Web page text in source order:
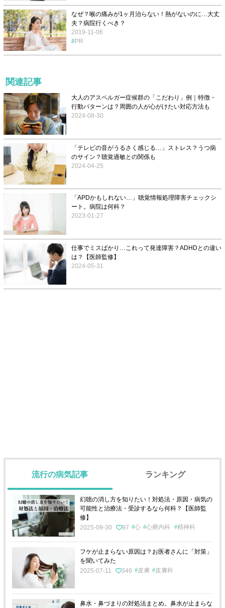
なぜ？喉の痛みが1ヶ月治らない！熱がないのに…大丈
夫？病院行くべき？
2019-11-06
PR
関連記事
大人のアスペルガー症候群の「こだわり」例｜特徴・
行動パターンは？周囲の人が心がけたい対応方法も
2024-08-30
「テレビの音がうるさく感じる…」ストレス？うつ病
のサイン？聴覚過敏との関係も
2024-04-25
「APDかもしれない…」聴覚情報処理障害チェックシ
ート。病院は何科？
2023-01-27
仕事でミスばかり…これって発達障害？ADHDとの違い
は？【医師監修】
2024-05-31
流行の病気記事 ランキング
幻聴の消し方を知りたい！対処法・原因・病気の
可能性と治療法・受診するなら何科？【医師監
修】
2025-09-30
97 心 心療内科 精神科
フケが止まらない原因は？お医者さんに「対策」
を聞いてみた
2025-07-11
346 皮膚 皮膚科
鼻水・鼻づまりの対処法まとめ。鼻水が止まらな